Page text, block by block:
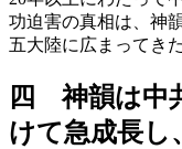
功迫害の真相は、神
五大陸に広まってきた
四 神韻は中
けて急成長し